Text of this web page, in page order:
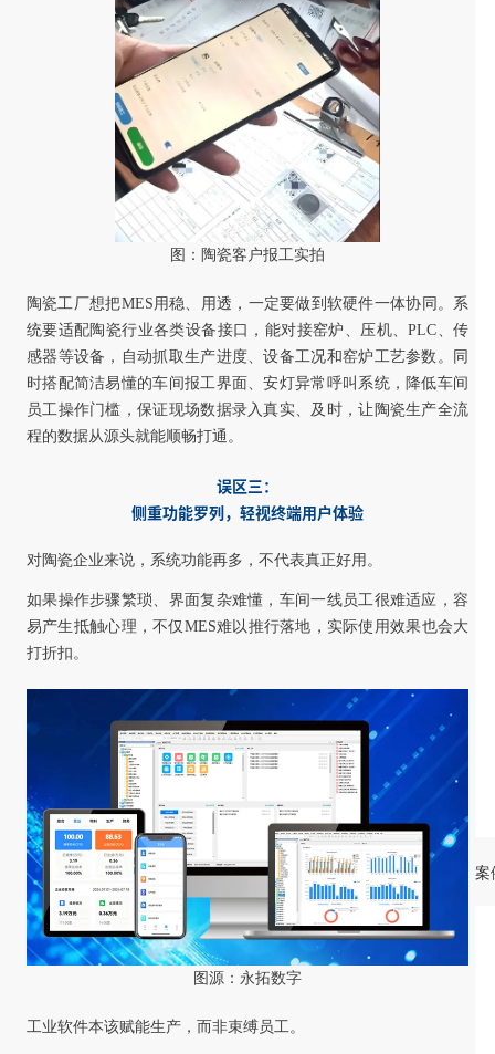
图：陶瓷客户报工实拍
陶瓷工厂想把MES用稳、用透，一定要做到软硬件一体协同。系
统要适配陶瓷行业各类设备接口，能对接窑炉、压机、PLC、传
感器等设备，自动抓取生产进度、设备工况和窑炉工艺参数。同
时搭配简洁易懂的车间报工界面、安灯异常呼叫系统，降低车间
员工操作门槛，保证现场数据录入真实、及时，让陶瓷生产全流
程的数据从源头就能顺畅打通。
误区三：
侧重功能罗列，轻视终端用户体验
对陶瓷企业来说，系统功能再多，不代表真正好用。
如果操作步骤繁琐、界面复杂难懂，车间一线员工很难适应，容
易产生抵触心理，不仅MES难以推行落地，实际使用效果也会大
打折扣。
图源：永拓数字
工业软件本该赋能生产，而非束缚员工。
案